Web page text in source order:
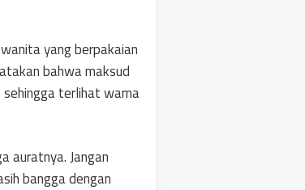
yang berpakaian
bahwa maksud
terlihat warna
auratnya. Jangan
bangga dengan